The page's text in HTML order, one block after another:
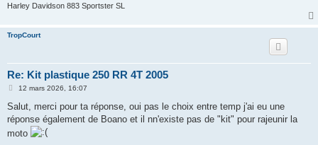
Harley Davidson 883 Sportster SL
TropCourt
Re: Kit plastique 250 RR 4T 2005
M
s
a
g
e
12 mars 2026, 16:07
Salut, merci pour ta réponse, oui pas le choix entre temp j'ai eu une
réponse également de Boano et il nn'existe pas de "kit" pour rajeunir la
moto